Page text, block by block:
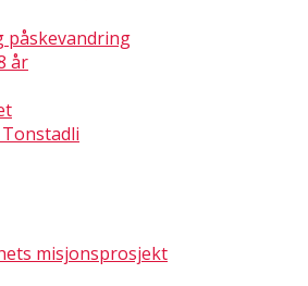
påskevandring
år
misjonsprosjekt